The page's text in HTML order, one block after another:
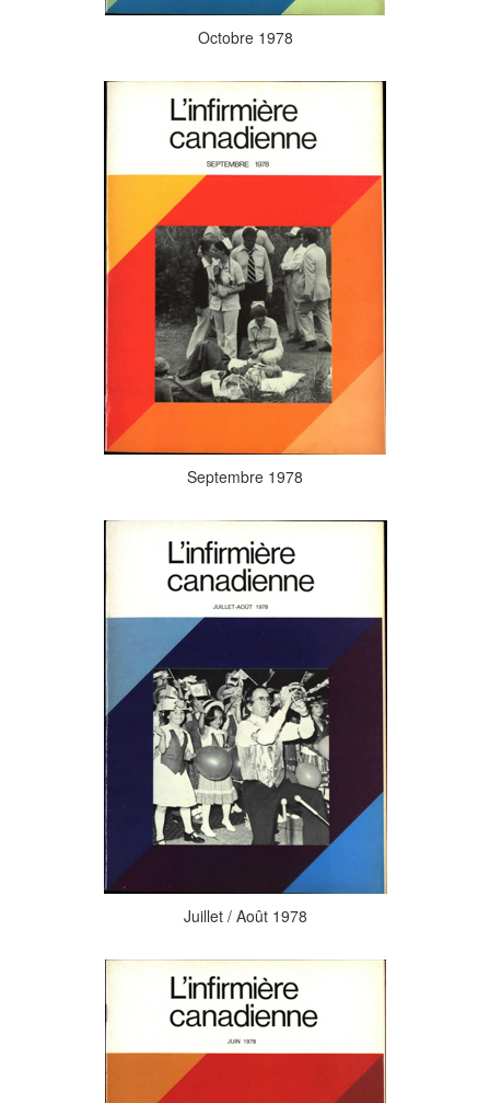
Octobre 1978
Septembre 1978
Juillet / Août 1978